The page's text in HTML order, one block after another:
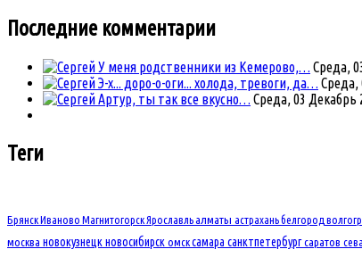
Последние комментарии
У меня родственники из Кемерово,… Среда,
Э-х... доро-о-оги... холода, тревоги, да… Среда,
Артур, ты так все вкусно… Среда, 03 Декабрь
Теги
БрянскИваново МагнитогорскЯрославльалматы астраханьбелгород
москва новокузнецкновосибирск омсксамара санктпетербургсаратов